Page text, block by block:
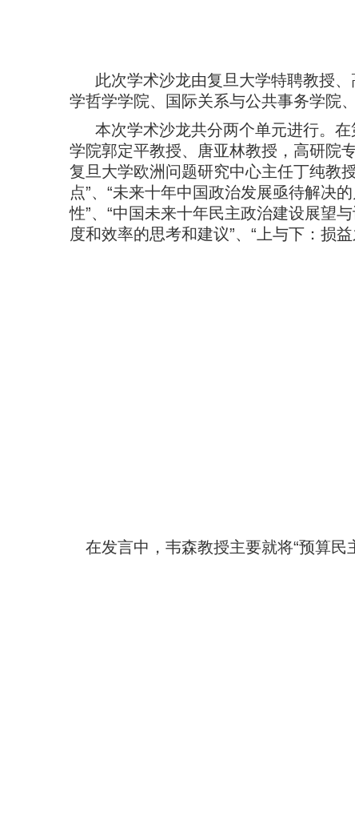
此次学术沙龙由复旦大学特聘教授
学哲学学院、国际关系与公共事务学院
本次学术沙龙共分两个单元进行。
学院郭定平教授、唐亚林教授，高研院
复旦大学欧洲问题研究中心主任丁纯教
点”、 “未来十年中国政治发展亟待解决
性”、 “中国未来十年民主政治建设展望与
度和效率的思考和建议”、 “ 上与下：损
在发言中，韦森教授主要就将“预算民